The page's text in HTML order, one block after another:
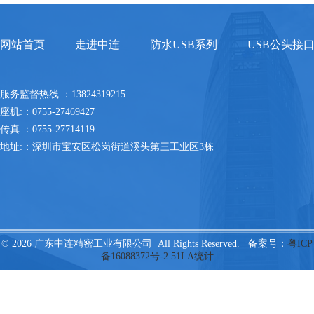
网站首页 走进中连 防水USB系列 USB公头接口
服务监督热线:：13824319215
座机:：0755-27469427
传真:：0755-27714119
地址:：深圳市宝安区松岗街道溪头第三工业区3栋
© 2026 广东中连精密工业有限公司 All Rights Reserved. 备案号： 粤ICP
备16088372号-2 51LA统计